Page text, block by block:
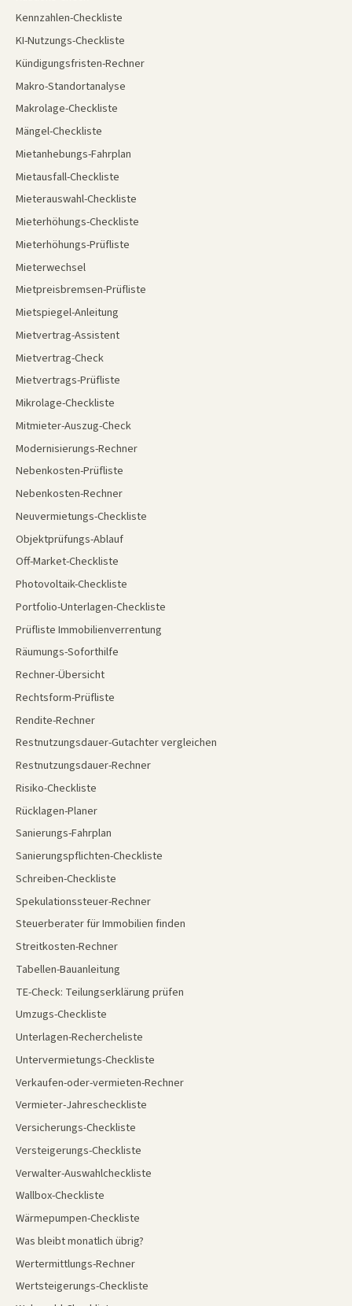
Kennzahlen-Checkliste
KI-Nutzungs-Checkliste
Kündigungsfristen-Rechner
Makro-Standortanalyse
Makrolage-Checkliste
Mängel-Checkliste
Mietanhebungs-Fahrplan
Mietausfall-Checkliste
Mieterauswahl-Checkliste
Mieterhöhungs-Checkliste
Mieterhöhungs-Prüfliste
Mieterwechsel
Mietpreisbremsen-Prüfliste
Mietspiegel-Anleitung
Mietvertrag-Assistent
Mietvertrag-Check
Mietvertrags-Prüfliste
Mikrolage-Checkliste
Mitmieter-Auszug-Check
Modernisierungs-Rechner
Nebenkosten-Prüfliste
Nebenkosten-Rechner
Neuvermietungs-Checkliste
Objektprüfungs-Ablauf
Off-Market-Checkliste
Photovoltaik-Checkliste
Portfolio-Unterlagen-Checkliste
Prüfliste Immobilienverrentung
Räumungs-Soforthilfe
Rechner-Übersicht
Rechtsform-Prüfliste
Rendite-Rechner
Restnutzungsdauer-Gutachter vergleichen
Restnutzungsdauer-Rechner
Risiko-Checkliste
Rücklagen-Planer
Sanierungs-Fahrplan
Sanierungspflichten-Checkliste
Schreiben-Checkliste
Spekulationssteuer-Rechner
Steuerberater für Immobilien finden
Streitkosten-Rechner
Tabellen-Bauanleitung
TE-Check: Teilungserklärung prüfen
Umzugs-Checkliste
Unterlagen-Rechercheliste
Untervermietungs-Checkliste
Verkaufen-oder-vermieten-Rechner
Vermieter-Jahrescheckliste
Versicherungs-Checkliste
Versteigerungs-Checkliste
Verwalter-Auswahlcheckliste
Wallbox-Checkliste
Wärmepumpen-Checkliste
Was bleibt monatlich übrig?
Wertermittlungs-Rechner
Wertsteigerungs-Checkliste